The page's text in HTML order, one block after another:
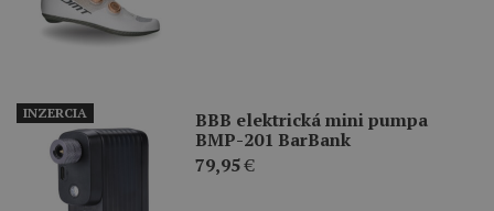
BBB elektrická mini pumpa
BMP-201 BarBank
79,95€
INZERCIA